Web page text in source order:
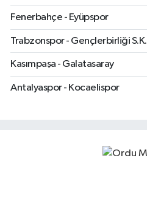
Fenerbahçe - Eyüpspor
Trabzonspor - Gençlerbirliği S.K.
Kasımpaşa - Galatasaray
Antalyaspor - Kocaelispor